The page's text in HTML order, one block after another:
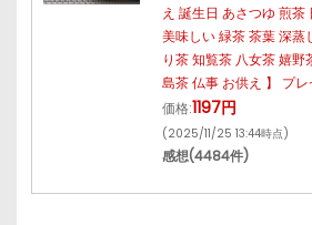
え 誕生日 あさつゆ 煎茶
美味しい 緑茶 茶葉 深蒸
り茶 知覧茶 八女茶 嬉野
島茶 仏事 お供え 】 プレ
価格:1197円
(2025/11/25 13:44時点)
感想(4484件)